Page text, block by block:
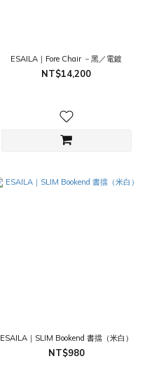
ESAILA｜Fore Chair －黑／電鍍
NT$14,200
ESAILA｜SLIM Bookend 書擋（米白）
NT$980